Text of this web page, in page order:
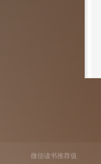
微信读书推荐值